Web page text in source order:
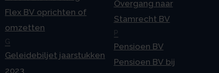
Flex BV oprichten of
omzetten
G
Geleidebiljet jaarstukken
2023
Overgang naar
Stamrecht BV
P
Pensioen BV
Pensioen BV bij